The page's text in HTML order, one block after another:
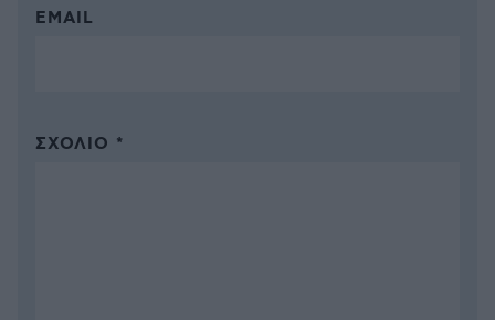
EMAIL
ΣΧΌΛΙΟ *